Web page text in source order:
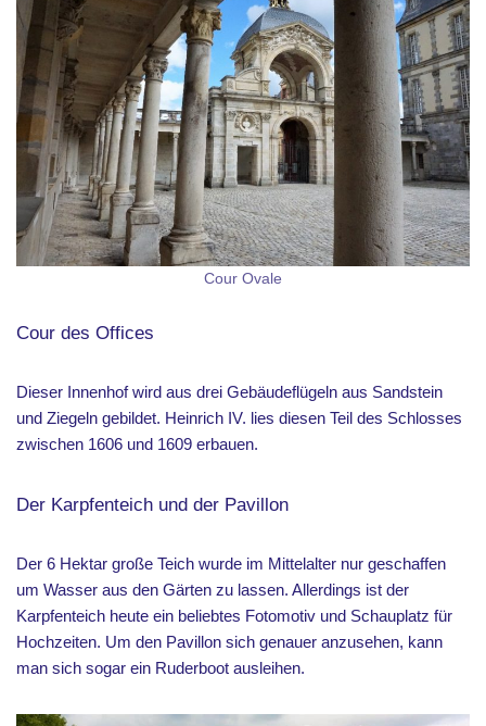
Cour Ovale
Cour des Offices
Dieser Innenhof wird aus drei Gebäudeflügeln aus Sandstein
und Ziegeln gebildet. Heinrich IV. lies diesen Teil des Schlosses
zwischen 1606 und 1609 erbauen.
Der Karpfenteich und der Pavillon
Der 6 Hektar große Teich wurde im Mittelalter nur geschaffen
um Wasser aus den Gärten zu lassen. Allerdings ist der
Karpfenteich heute ein beliebtes Fotomotiv und Schauplatz für
Hochzeiten. Um den Pavillon sich genauer anzusehen, kann
man sich sogar ein Ruderboot ausleihen.